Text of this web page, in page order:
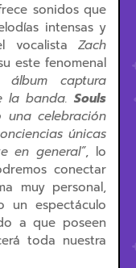
sonidos que
intensas y
vocalista Zach
este fenomenal
álbum captura
la banda. Souls
celebración
únicas
en general”, lo
conectar
muy personal,
un espectáculo
a que poseen
toda nuestra